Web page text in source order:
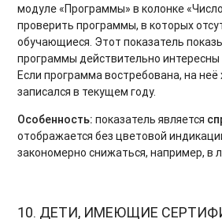
модуле «Программы» в колонке
проверить программы, в которых
обучающиеся. Этот показатель
программы действительно
Если программа востребована, на
записался в текущем году.
Особенность: показатель является
отображается без цветовой
закономерно снижаться, например, в
10. ДЕТИ, ИМЕЮЩИЕ